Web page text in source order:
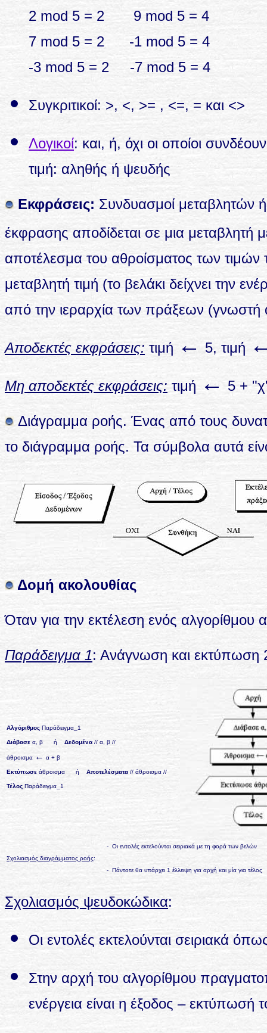
2 mod 5 = 2 9 mod 5 = 4
7 mod 5 = 2 -1 mod 5 = 4
-3 mod 5 = 2 -7 mod 5 = 4
Συγκριτικοί: >, <, >= , <=, = και <>
Λογικοί: και, ή, όχι οι οποίοι
τιμή: αληθής ή ψευδής
Εκφράσεις: Συνδυασμοί μεταβλητών
έκφρασης αποδίδεται σε μια μεταβλητή
αποτέλεσμα του αθροίσματος των
μεταβλητή τιμή (το βελάκι δείχνει την
από την ιεραρχία των πράξεων (γνωστή
Αποδεκτές εκφράσεις: τιμή ← 5, τιμή
Μη αποδεκτές εκφράσεις: τιμή ← 5 +
Διάγραμμα ροής. Ένας από τους
το διάγραμμα ροής. Τα σύμβολα αυτά
Δομή ακολουθίας
Όταν για την εκτέλεση ενός αλγορίθμου
Παράδειγμα 1: Ανάγνωση και εκτύπωση
Αλγόριθμος Παράδειγμα_1
Διάβασε α, β ή Δεδομένα // α, β //
άθροισμα ← α + β
Εκτύπωσε άθροισμα ή Αποτελέσματα // άθροισμα //
Τέλος Παράδειγμα_1
Σχολιασμός διαγράμματος ροής:
- Οι εντολές εκτελούνται σειριακά με τη φορά των βελών
- Πάντοτε θα υπάρχει 1 έλλειψη για αρχή και μία για τέλος
Σχολιασμός ψευδοκώδικα:
Οι εντολές εκτελούνται σειριακά
Στην αρχή του αλγορίθμου
ενέργεια είναι η έξοδος – εκτύπωσή